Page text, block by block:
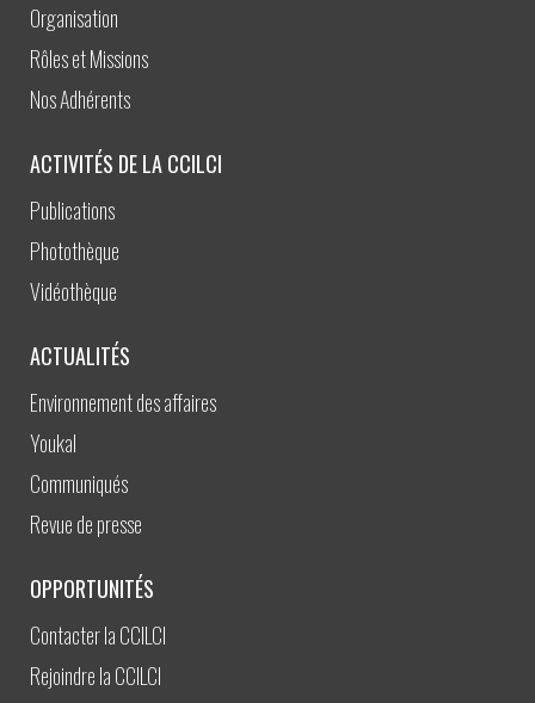
Organisation
Rôles et Missions
Nos Adhérents
ACTIVITÉS DE LA CCILCI
Publications
Photothèque
Vidéothèque
ACTUALITÉS
Environnement des affaires
Youkal
Communiqués
Revue de presse
OPPORTUNITÉS
Contacter la CCILCI
Rejoindre la CCILCI